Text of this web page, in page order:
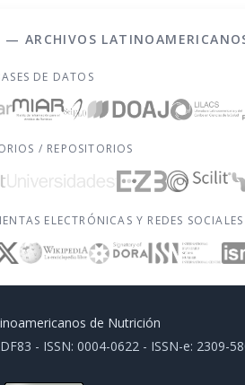
— ARCHIVOS
DE DATOS
/ REPOSITORIOS
ELECTRÓNICAS Y REDES SOCIALES
de Nutrición
- ISSN: 0004-0622 - ISSN-e: 2309-